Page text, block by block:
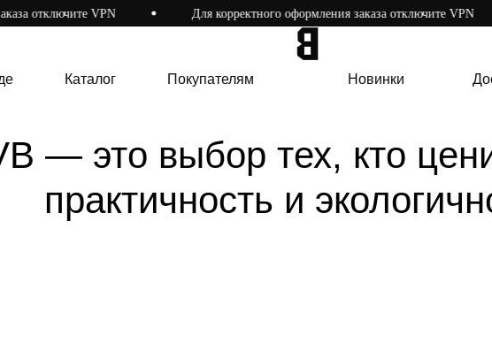
отключите VPN Для корректного оформления заказа отключите VPN
Каталог Покупателям Новинки
Каталог Покупателям Новинки
— это выбор тех, кто
практичность и